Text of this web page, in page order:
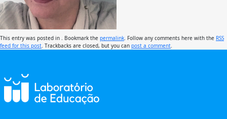
This entry was posted in . Bookmark the permalink . Follow any comments here with the RSS
feed for this post . Trackbacks are closed, but you can post a comment